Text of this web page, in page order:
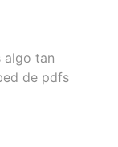
algo tan
de pdfs